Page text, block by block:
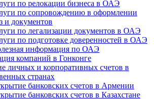
по релокации бизнеса в ОАЭ
по сопровождению в оформлении
и документов
по легализации документов в ОАЭ
по подготовке доверенностей в ОАЭ
информация по ОАЭ
компаний в Гонконге
личных и корпоративных счетов в
странах
банковских счетов в Армении
банковских счетов в Казахстане